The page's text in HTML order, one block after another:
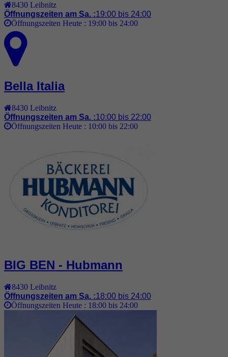
8430 Leibnitz
Öffnungszeiten am Sa. :19:00 bis 24:00
Öffnungszeiten Heute : 19:00 bis 24:00
Bella Italia
8430 Leibnitz
Öffnungszeiten am Sa. :10:00 bis 22:00
Öffnungszeiten Heute : 10:00 bis 22:00
BIG BEN - Hubmann
8430 Leibnitz
Öffnungszeiten am Sa. :18:00 bis 24:00
Öffnungszeiten Heute : 18:00 bis 24:00